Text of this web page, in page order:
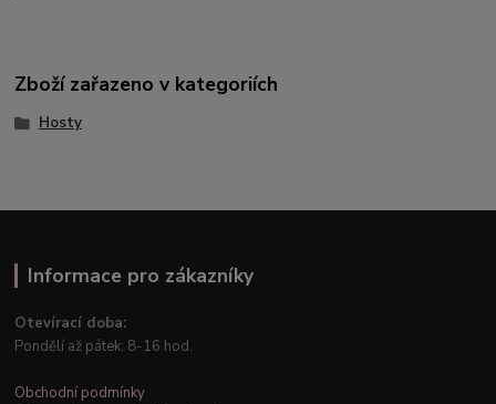
Zboží zařazeno v kategoriích
Hosty
Informace pro zákazníky
Otevírací doba:
Pondělí až pátek: 8-16 hod.
Obchodní podmínky